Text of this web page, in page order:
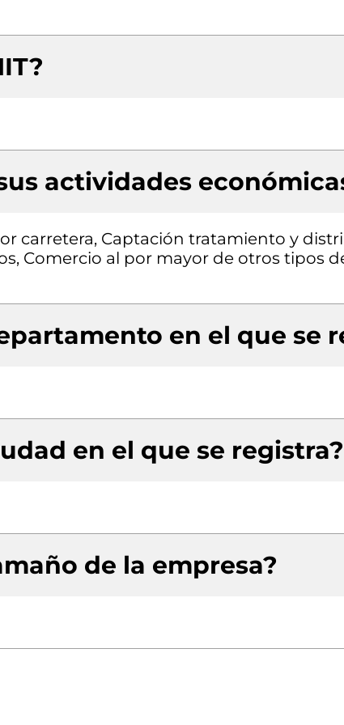
actividades
carretera, Captación tratamiento y
Comercio al por mayor de otros tipos
en el que se
en el que se registra?
de la empresa?